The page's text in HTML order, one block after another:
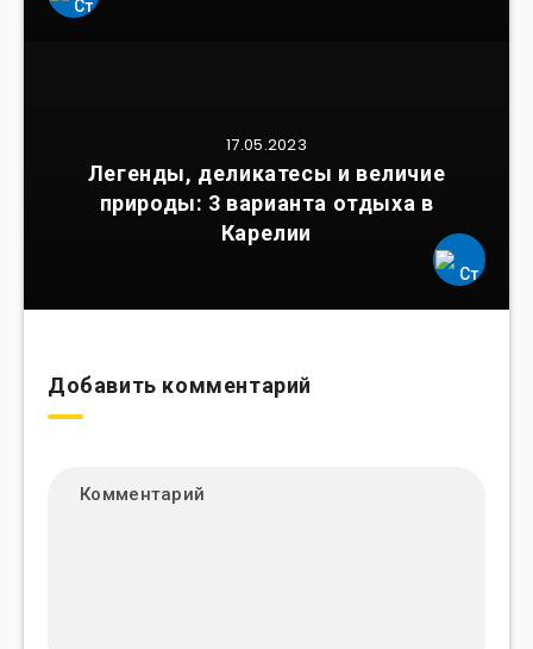
17.05.2023
Легенды, деликатесы и величие
природы: 3 варианта отдыха в
Карелии
Добавить комментарий